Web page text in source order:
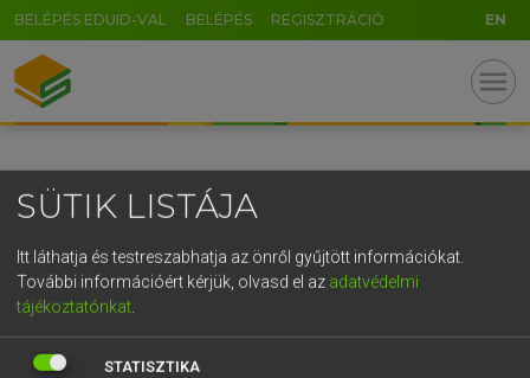
BELÉPÉS EDUID-VAL BELÉPÉS REGISZTRÁCIÓ EN
menu
SÜTIK LISTÁJA
Itt láthatja és testreszabhatja az önről gyűjtött információkat.
További információért kérjük, olvasd el az adatvédelmi
tájékoztatónkat
STATISZTIKA
GR
5
g h k l
v b n m , . - AltGr